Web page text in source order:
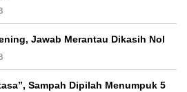
Jawab Merantau Dikasih Nol
Sampah Dipilah Menumpuk 5